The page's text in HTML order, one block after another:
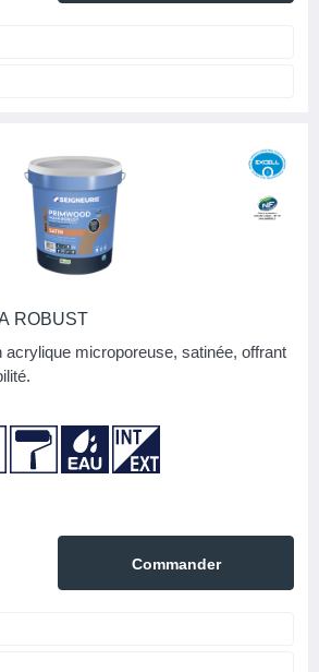
ROBUST
acrylique microporeuse, satinée, offrant
Commander